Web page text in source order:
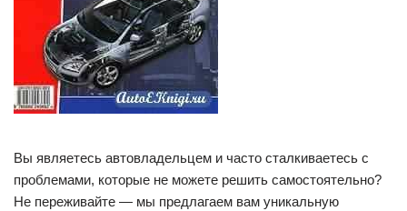
Вы являетесь автовладельцем и часто сталкиваетесь с
проблемами, которые не можете решить самостоятельно?
Не переживайте — мы предлагаем вам уникальную